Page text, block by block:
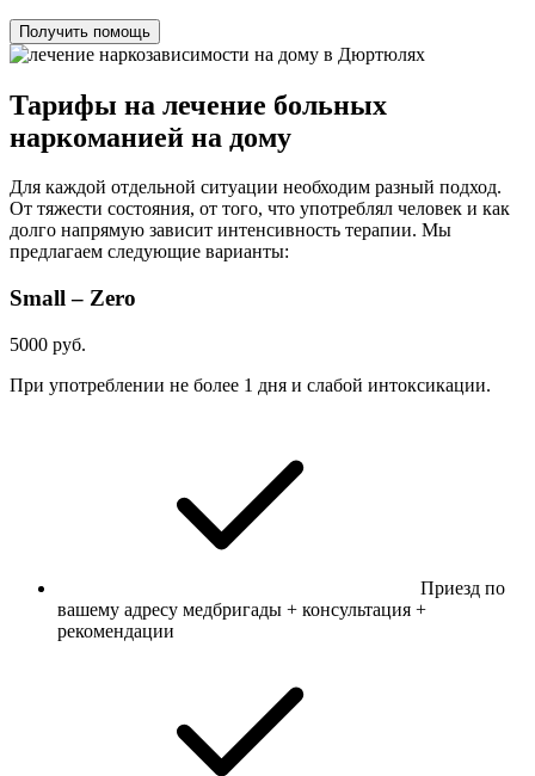
Получить помощь
Тарифы на лечение больных
наркоманией на дому
Для каждой отдельной ситуации необходим разный подход.
От тяжести состояния, от того, что употреблял человек и как
долго напрямую зависит интенсивность терапии. Мы
предлагаем следующие варианты:
Small – Zero
5000 руб.
При употреблении не более 1 дня и слабой интоксикации.
Приезд по
вашему адресу медбригады + консультация +
рекомендации